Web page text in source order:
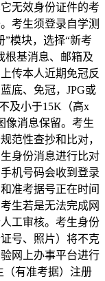
无效身份证件的考
考生须登录自学测
模块，选择“新考
根基消息、邮箱及
传本人近期免冠反
底、免冠，JPG或
及小于15K（高x
像消息保留。考生
范性查抄和比对，
身份消息进行比对
机号码会收到登录
准考据号正在时间
生若是无法完成网
工审核。考生身份
号、照片）将不克
网上办事平台进行
（有准考据）注册